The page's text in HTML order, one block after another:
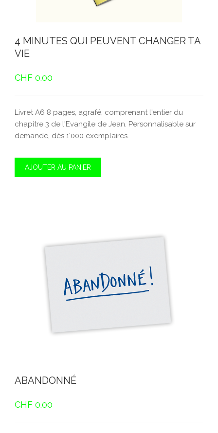
4 MINUTES QUI PEUVENT CHANGER TA
VIE
CHF 0.00
Livret A6 8 pages, agrafé, comprenant l'entier du
chapitre 3 de l'Evangile de Jean. Personnalisable sur
demande, dès 1'000 exemplaires.
AJOUTER AU PANIER
ABANDONNÉ
CHF 0.00